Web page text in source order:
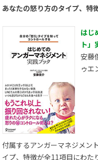
あなたの怒り方のタイプ、特
はじ
ト」
安藤
ゥエ
付属するアンガーマネジメン
イプ、特徴が全11項目にわた